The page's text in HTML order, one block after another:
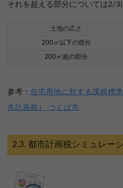
それを超える部分については2/3
土地の広さ
200㎡以下の部分
200㎡超の部分
参考： 住宅用地に対する課税標
市計画税） つくば市
都市計画税シミュレー